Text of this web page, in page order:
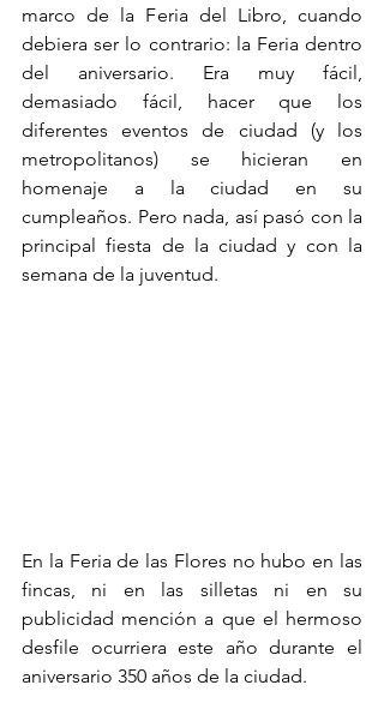
marco de la Feria del Libro, cuando
debiera ser lo contrario: la Feria dentro
del aniversario. Era muy fácil,
demasiado fácil, hacer que los
diferentes eventos de ciudad (y los
metropolitanos) se hicieran en
homenaje a la ciudad en su
cumpleaños. Pero nada, así pasó con la
principal fiesta de la ciudad y con la
semana de la juventud.
En la Feria de las Flores no hubo en las
fincas, ni en las silletas ni en su
publicidad mención a que el hermoso
desfile ocurriera este año durante el
aniversario 350 años de la ciudad.